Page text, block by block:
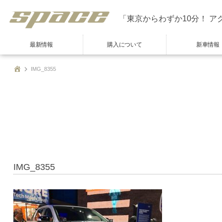
「東京からわずか10分！ ア
最新情報 購入について 新車情報
IMG_8355
IMG_8355